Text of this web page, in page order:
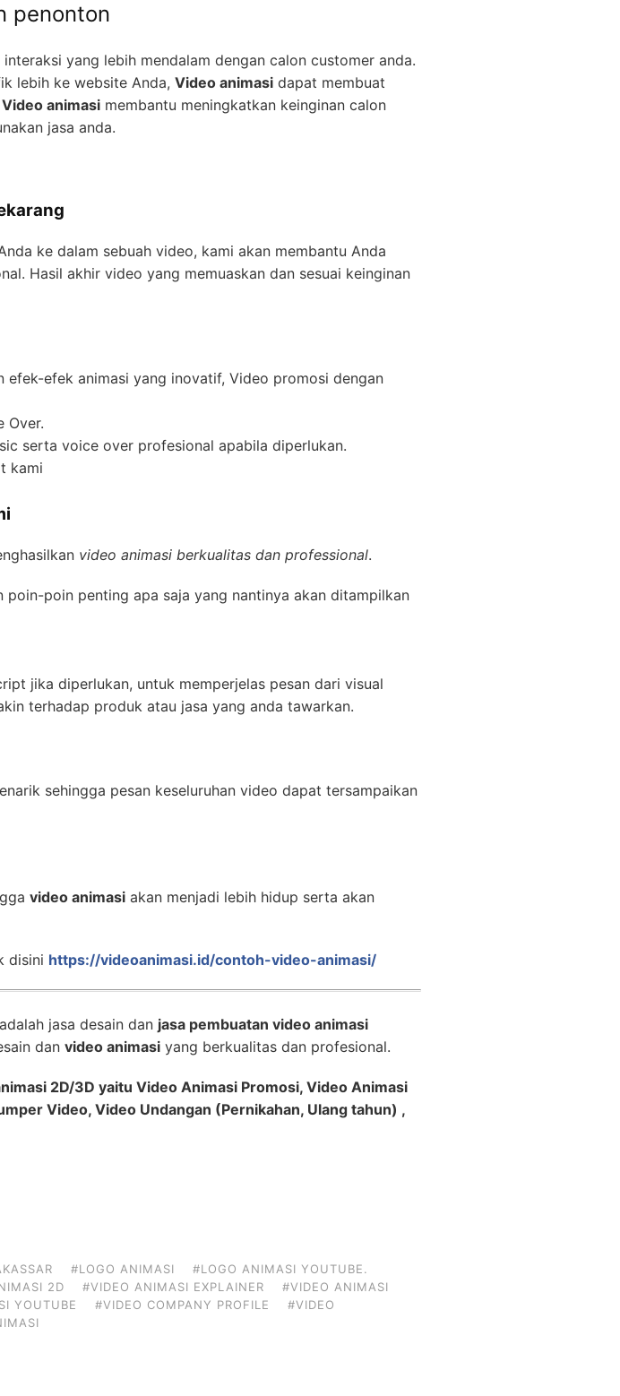
penonton
yang lebih mendalam dengan calon customer anda.
lebih ke website Anda, Video animasi dapat membuat
Video animasi membantu meningkatkan keinginan calon
jasa anda.
ke dalam sebuah video, kami akan membantu Anda
Hasil akhir video yang memuaskan dan sesuai keinginan
efek-efek animasi yang inovatif, Video promosi dengan
Over.
serta voice over profesional apabila diperlukan.
kami
video animasi berkualitas dan professional.
poin-poin penting apa saja yang nantinya akan ditampilkan
jika diperlukan, untuk memperjelas pesan dari visual
terhadap produk atau jasa yang anda tawarkan.
sehingga pesan keseluruhan video dapat tersampaikan
video animasi akan menjadi lebih hidup serta akan
disini https://videoanimasi.id/contoh-video-animasi/
adalah jasa desain dan jasa pembuatan video animasi
dan video animasi yang berkualitas dan profesional.
2D/3D yaitu Video Animasi Promosi, Video Animasi
Video, Video Undangan (Pernikahan, Ulang tahun) ,
#LOGO ANIMASI
#LOGO ANIMASI YOUTUBE.
2D #VIDEO ANIMASI EXPLAINER
#VIDEO ANIMASI
YOUTUBE #VIDEO COMPANY PROFILE
#VIDEO